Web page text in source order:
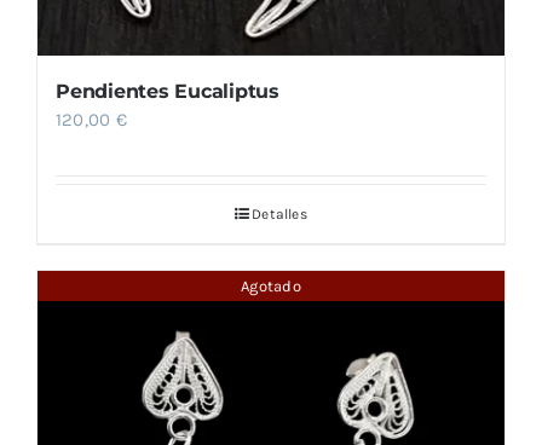
Pendientes Eucaliptus
120,00 €
Detalles
Agotado